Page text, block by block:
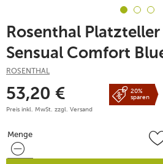
Rosenthal Platzteller
Sensual Comfort
ROSENTHAL
53,20 €
Preis inkl. MwSt. zzgl. Versand
20%
sparen
Menge
Menge